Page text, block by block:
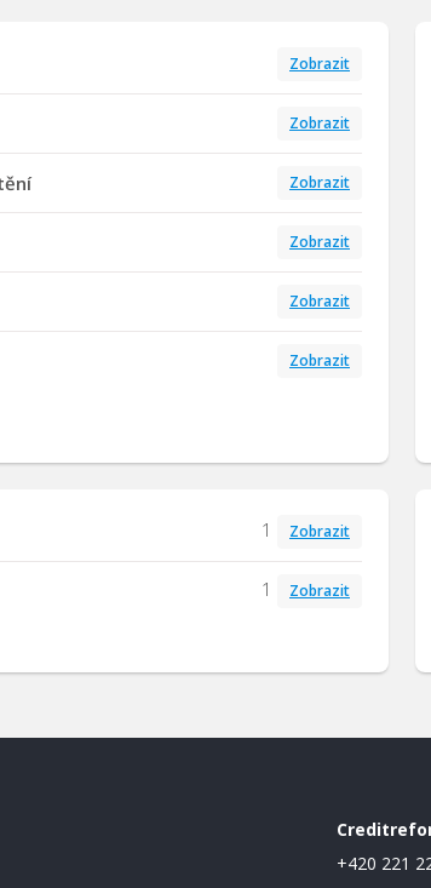
Zobrazit
Zobrazit
Zobrazit
Zobrazit
Zobrazit
Zobrazit
1 Zobrazit
1 Zobrazit
+420 221